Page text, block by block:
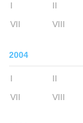
I II
VII
VIII
2004
I II
VII
VIII